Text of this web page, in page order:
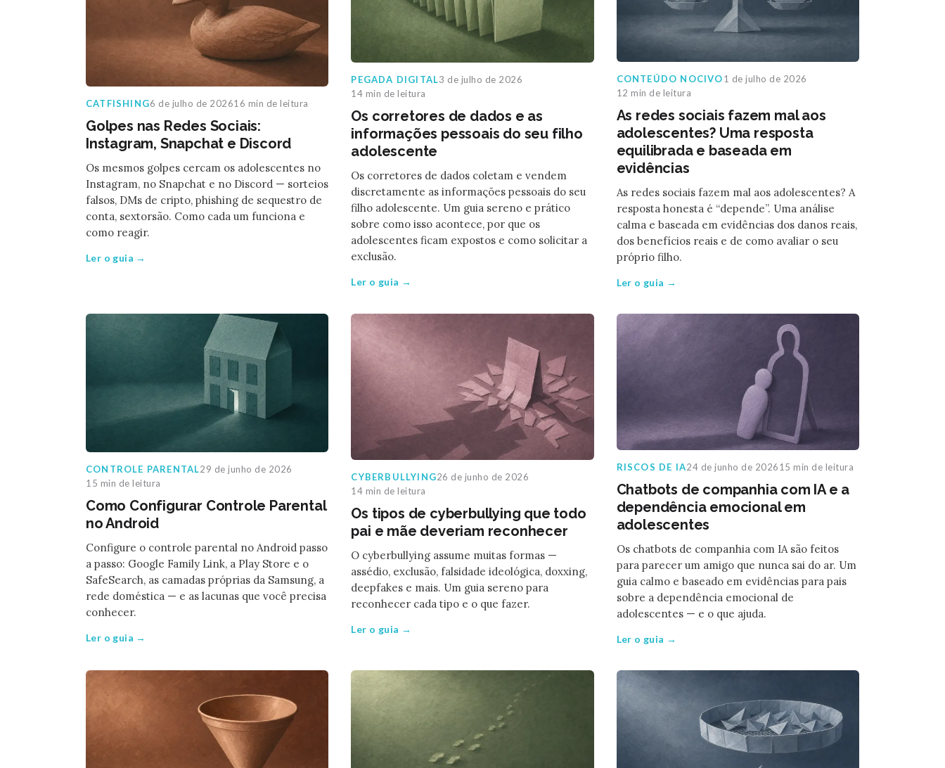
CATFISHING6 de julho de 202616 min de leitura
Golpes nas Redes Sociais:
Instagram, Snapchat e Discord
Os mesmos golpes cercam os adolescentes no
Instagram, no Snapchat e no Discord — sorteios
falsos, DMs de cripto, phishing de sequestro de
conta, sextorsão. Como cada um funciona e
como reagir.
Ler o guia →
PEGADA DIGITAL3 de julho de 2026
14 min de leitura
Os corretores de dados e as
informações pessoais do seu filho
adolescente
Os corretores de dados coletam e vendem
discretamente as informações pessoais do seu
filho adolescente. Um guia sereno e prático
sobre como isso acontece, por que os
adolescentes ficam expostos e como solicitar a
exclusão.
Ler o guia →
CONTEÚDO NOCIVO1 de julho de 2026
12 min de leitura
As redes sociais fazem mal aos
adolescentes? Uma resposta
equilibrada e baseada em
evidências
As redes sociais fazem mal aos adolescentes? A
resposta honesta é “depende”. Uma análise
calma e baseada em evidências dos danos reais,
dos benefícios reais e de como avaliar o seu
próprio filho.
Ler o guia →
CONTROLE PARENTAL29 de junho de 2026
15 min de leitura
Como Configurar Controle Parental
no Android
Configure o controle parental no Android passo
a passo: Google Family Link, a Play Store e o
SafeSearch, as camadas próprias da Samsung, a
rede doméstica — e as lacunas que você precisa
conhecer.
Ler o guia →
CYBERBULLYING26 de junho de 2026
14 min de leitura
Os tipos de cyberbullying que todo
pai e mãe deveriam reconhecer
O cyberbullying assume muitas formas —
assédio, exclusão, falsidade ideológica, doxxing,
deepfakes e mais. Um guia sereno para
reconhecer cada tipo e o que fazer.
Ler o guia →
RISCOS DE IA24 de junho de 202615 min de leitura
Chatbots de companhia com IA e a
dependência emocional em
adolescentes
Os chatbots de companhia com IA são feitos
para parecer um amigo que nunca sai do ar. Um
guia calmo e baseado em evidências para pais
sobre a dependência emocional de
adolescentes — e o que ajuda.
Ler o guia →